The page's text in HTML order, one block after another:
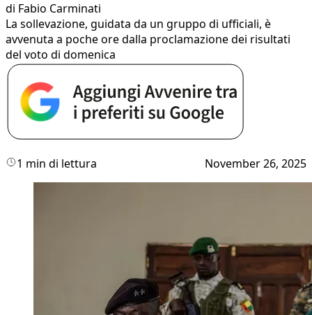
di Fabio Carminati
La sollevazione, guidata da un gruppo di ufficiali, è
avvenuta a poche ore dalla proclamazione dei risultati
del voto di domenica
1 min di lettura November 26, 2025